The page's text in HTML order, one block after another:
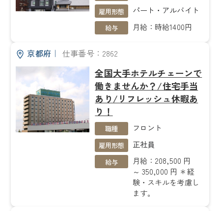
雇用形態 パート・アルバイト
給与 月給：時給1400円
京都府｜ 仕事番号：2862
全国大手ホテルチェーンで
働きませんか？/住宅手当
あり/リフレッシュ休暇あ
り！
職種 フロント
雇用形態 正社員
給与
月給：208,500 円
～ 350,000 円 ＊経
験・スキルを考慮し
ます。